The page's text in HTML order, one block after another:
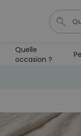
Quelle
occasion ?